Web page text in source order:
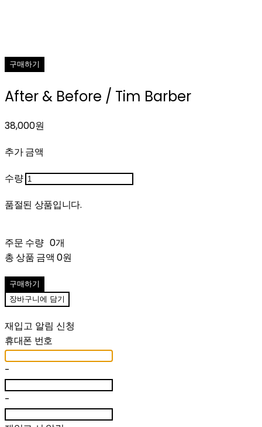
구매하기
After & Before / Tim Barber
38,000원
추가 금액
수량
품절된 상품입니다.
주문 수량 0개
총 상품 금액 0원
구매하기
장바구니에 담기
재입고 알림 신청
휴대폰 번호
-
-